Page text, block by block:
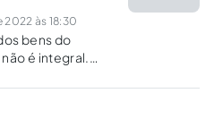
às 18:30
bens do
é integral.